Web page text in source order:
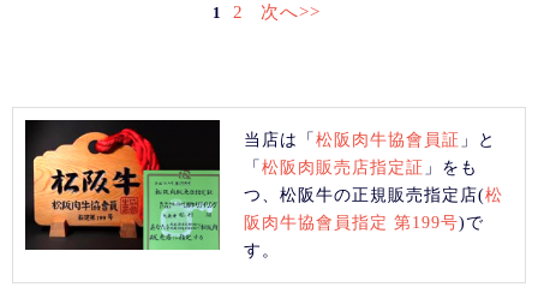
1 2 次へ>>
当店は「松阪肉牛協會員証 」と
「松阪肉販売店指定証 」をも
つ、松阪牛の正規販売指定店(松
阪肉牛協會員指定 第199号)で
す。